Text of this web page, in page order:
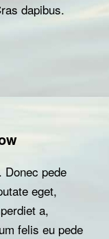
dapibus.
pede
eget,
a,
felis eu pede